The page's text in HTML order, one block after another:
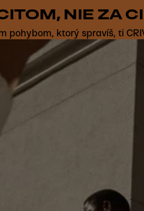
NIE ZA
pohybom, ktorý spravíš, ti